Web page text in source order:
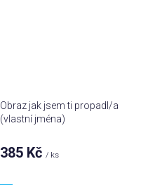
Obraz jak jsem ti propadl/a
(vlastní jména)
385 Kč / ks